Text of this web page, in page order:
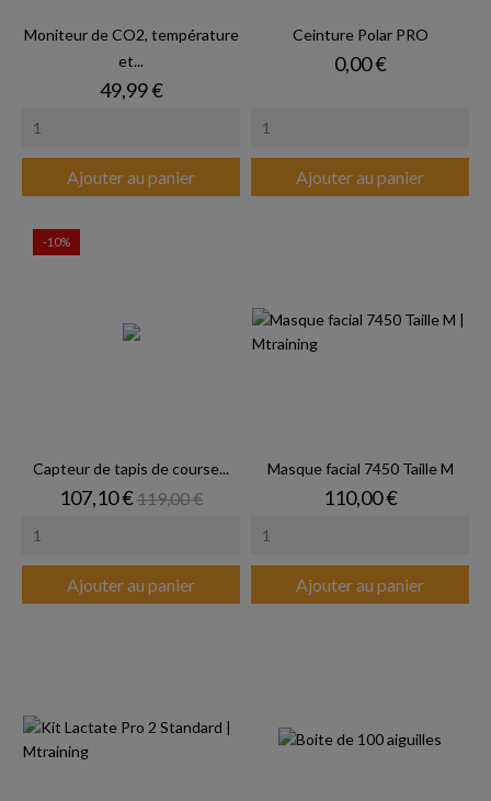
Moniteur de CO2, température
et...
Prix
49,99 €
Ajouter au panier
Ceinture Polar PRO
Prix
0,00 €
Ajouter au panier
Capteur de tapis de course...
Prix
107,10 €Prix de base
119,00 €
Ajouter au panier
-10%
Masque facial 7450 Taille M
Prix
110,00 €
Ajouter au panier